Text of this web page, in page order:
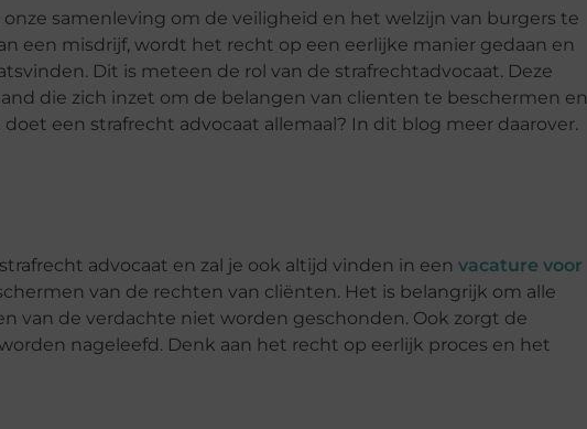
samenleving om de veiligheid en het welzijn van burgers te
een misdrijf, wordt het recht op een eerlijke manier gedaan en
Dit is meteen de rol van de strafrechtadvocaat. Deze
die zich inzet om de belangen van clienten te beschermen en
een strafrecht advocaat allemaal? In dit blog meer daarover.
advocaat en zal je ook altijd vinden in een vacature voor
van de rechten van cliënten. Het is belangrijk om alle
van de verdachte niet worden geschonden. Ook zorgt de
nageleefd. Denk aan het recht op eerlijk proces en het